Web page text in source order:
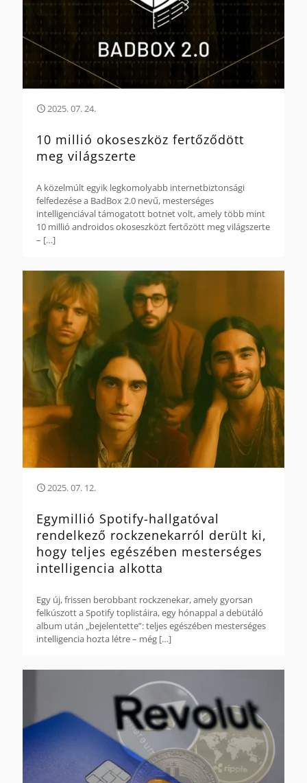
2025. 07. 24.
10 millió okoseszköz fertőződött
meg világszerte
A közelmúlt egyik legkomolyabb internetbiztonsági
felfedezése a BadBox 2.0 nevű, mesterséges
intelligenciával támogatott botnet volt, amely több mint
10 millió androidos okoseszközt fertőzött meg világszerte
– […]
2025. 07. 12.
Egymillió Spotify-hallgatóval
rendelkező rockzenekarról derült ki,
hogy teljes egészében mesterséges
intelligencia alkotta
Egy új, frissen berobbant rockzenekar, amely gyorsan
felkúszott a Spotify toplistáira, egy hónappal a debütáló
album után „bejelentette”: teljes egészében mesterséges
intelligencia hozta létre – még […]